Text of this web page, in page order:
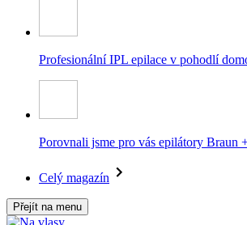
Profesionální IPL epilace v pohodlí
Porovnali jsme pro vás epilátory Braun
Celý magazín
Přejít na menu